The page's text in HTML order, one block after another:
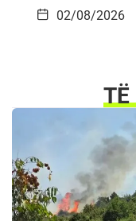
02/08/2026
TË